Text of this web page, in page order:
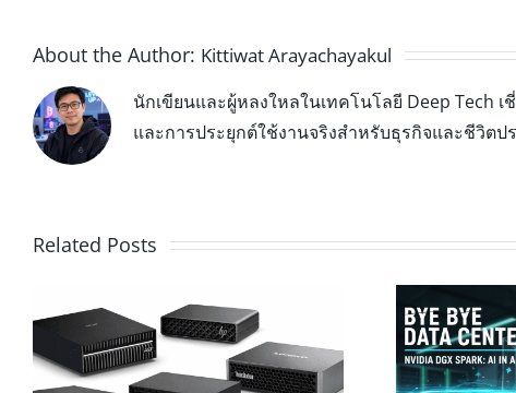
About the Author: Kittiwat Arayachayakul
นักเขียนและผู้หลงใหลในเทคโนโลยี Deep Tech
และการประยุกต์ใช้งานจริงสำหรับธุรกิจและชีวิตป
Related Posts
นี่คือ